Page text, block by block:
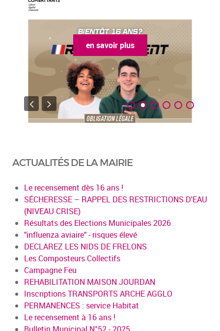
en savoir plus
ACTUALITÉS DE LA MAIRIE
Le recensement dès 16 ans !
SÉCHERESSE – RAPPEL DES RESTRICTIONS D'EAU
(NIVEAU CRISE)
Résultats des Elections Municipales 2026
"influenza aviaire" - risques élevé
DECLAREZ LES NIDS DE FRELONS
Les Composteurs Collectifs
Campagne Feu
REHABILITATION MAISON JOURDAN
Inscriptions TRANSPORTS ARCHE AGGLO
PERMANENCES : service Habitat
Le recensement à 16 ans !